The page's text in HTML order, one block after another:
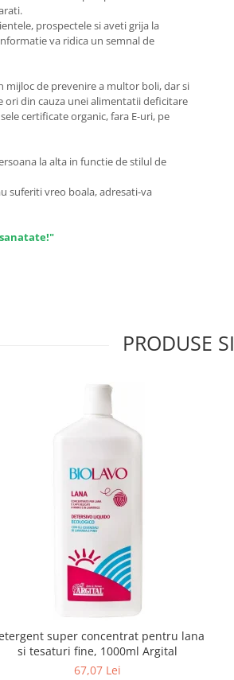
prospectele si aveti grija la
va ridica un semnal de
mijloc de prevenire a multor boli, dar si
din cauza unei alimentatii deficitare
certificate organic, fara E-uri, pe
la alta in functie de stilul de
suferiti vreo boala, adresati-va
PRODUSE
super concentrat pentru lana
si tesaturi fine, 1000ml Argital
67,07 Lei